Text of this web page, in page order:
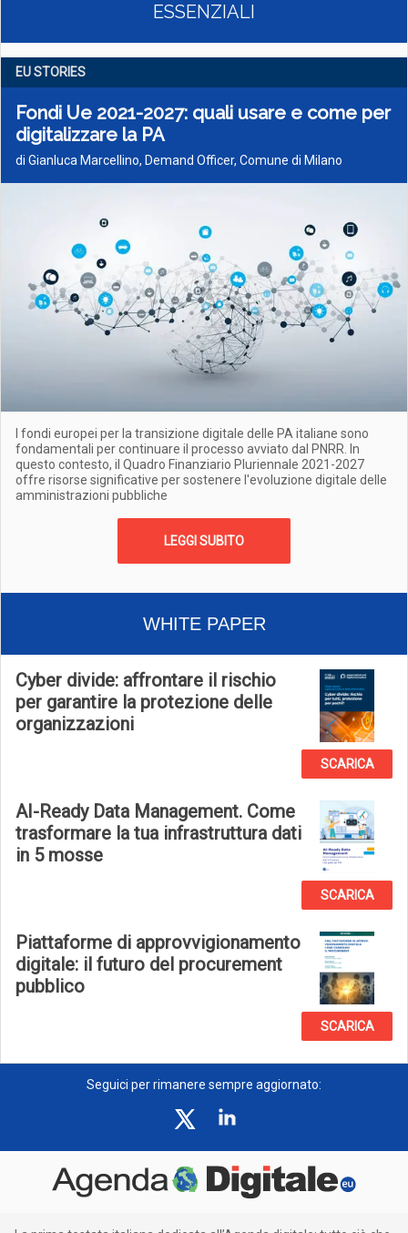
ESSENZIALI
EU STORIES
Fondi Ue 2021-2027: quali usare e come per
digitalizzare la PA
di Gianluca Marcellino, Demand Officer, Comune di Milano
I fondi europei per la transizione digitale delle PA italiane sono
fondamentali per continuare il processo avviato dal PNRR. In
questo contesto, il Quadro Finanziario Pluriennale 2021-2027
offre risorse significative per sostenere l'evoluzione digitale delle
amministrazioni pubbliche
LEGGI SUBITO
WHITE PAPER
Cyber divide: affrontare il rischio
per garantire la protezione delle
organizzazioni
SCARICA
AI-Ready Data Management. Come
trasformare la tua infrastruttura dati
in 5 mosse
SCARICA
Piattaforme di approvvigionamento
digitale: il futuro del procurement
pubblico
SCARICA
Seguici per rimanere sempre aggiornato: